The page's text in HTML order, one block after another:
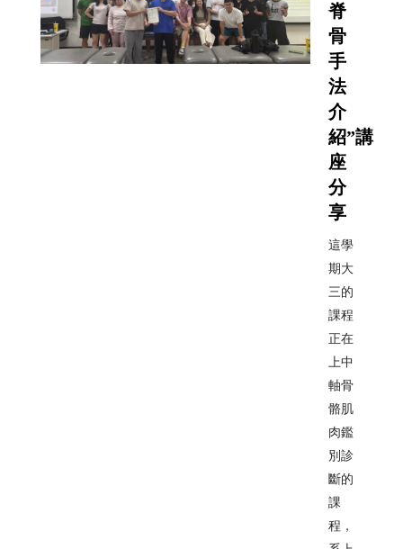
脊
骨
手
法
介
紹”講
座
分
享
這學
期大
三的
課程
正在
上中
軸骨
骼肌
肉鑑
別診
斷的
課
程，